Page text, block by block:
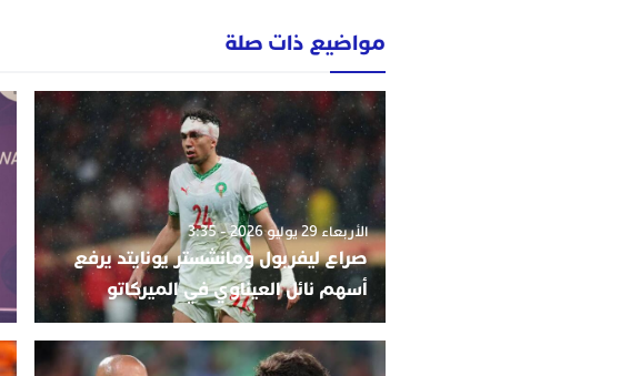
مواضيع ذات صلة
الأربعاء 29 يوليو 2026 - 3:35
صراع ليفربول ومانشستر يونايتد يرفع
أسهم نائل العيناوي في الميركاتو